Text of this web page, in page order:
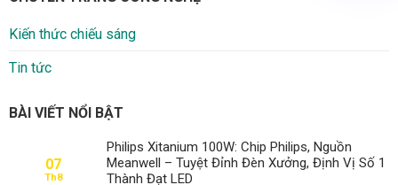
Kiến thức chiếu sáng
Tin tức
BÀI VIẾT NỔI BẬT
07
Th8
Philips Xitanium 100W: Chip Philips, Nguồn
Meanwell – Tuyệt Đỉnh Đèn Xưởng, Định Vị Số 1
Thành Đạt LED